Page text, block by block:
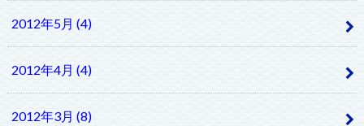
2012年5月 (4)
2012年4月 (4)
2012年3月 (8)